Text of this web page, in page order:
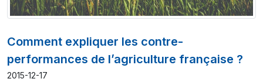
Comment expliquer les contre-
performances de l’agriculture française ?
2015-12-17